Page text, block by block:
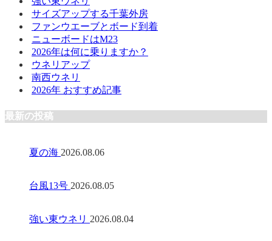
サイズアップする千葉外房
ファンウエーブとボード到着
ニューボードはM23
2026年は何に乗りますか？
ウネリアップ
南西ウネリ
2026年 おすすめ記事
最新の投稿
夏の海 2026.08.06
台風13号 2026.08.05
強い東ウネリ 2026.08.04